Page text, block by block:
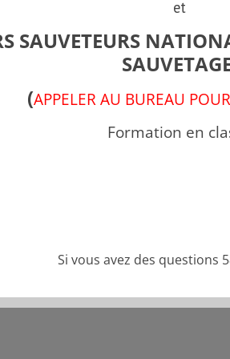
FORMATION PROGRESSION
et
SAUVETEURS
(APPELER AU BUREAU
Formation en
Si vous avez des questions